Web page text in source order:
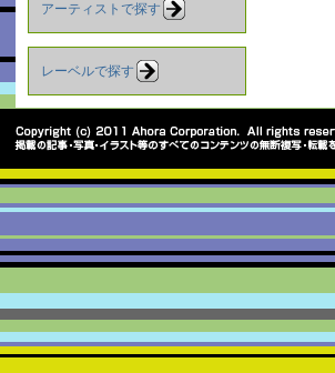
アーティストで探す
レーベルで探す